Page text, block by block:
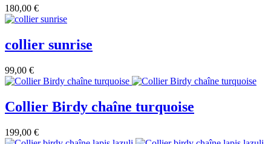
180,00 €
collier sunrise
99,00 €
Collier Birdy chaîne turquoise
199,00 €